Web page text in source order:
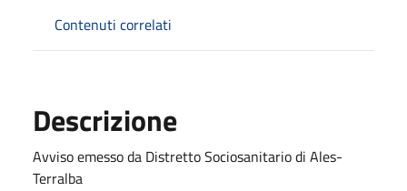
Contenuti correlati
Descrizione
Avviso emesso da Distretto Sociosanitario di Ales-
Terralba